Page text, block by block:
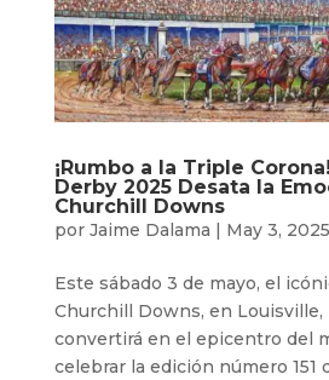
¡Rumbo a la Triple
Derby 2025 Desata la
Churchill Downs
por Jaime Dalama | May 3, 2025
Este sábado 3 de mayo, el
Churchill Downs, en Louisville,
convertirá en el epicentro del
celebrar la edición número 151